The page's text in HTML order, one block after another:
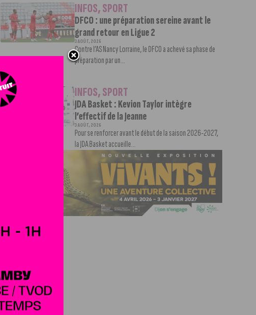
INFOS,SPORT
DFCO : une préparation sereine avant le
grand retour en Ligue 2
3 AOÛT, 2026
Contre l’AS Nancy Lorraine, le DFCO a achevé sa phase de
préparation par un...
INFOS,SPORT
JDA Basket : Kevion Taylor intègre
l’effectif de la Jeanne
3 AOÛT, 2026
Pour se renforcer avant le début de la saison 2026-2027,
la JDA Basket accueille...